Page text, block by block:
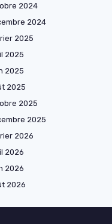
2024
2024
2025
2025
2025
2025
2025
2025
2026
2026
2026
2026